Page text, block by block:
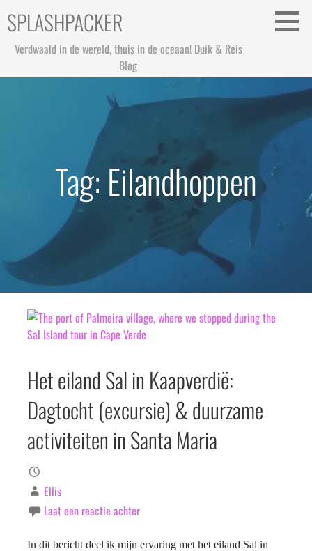
naar
inhoud
SPLASHPACKER
Verdwaald in de wereld, thuis in de oceaan! Duik & Reis
Blog
Tag: Eilandhoppen
Het eiland Sal in Kaapverdië:
Dagtocht (excursie) & duurzame
activiteiten in Santa Maria
Ellis
Laat een reactie achter
In dit bericht deel ik mijn ervaring met het eiland Sal in